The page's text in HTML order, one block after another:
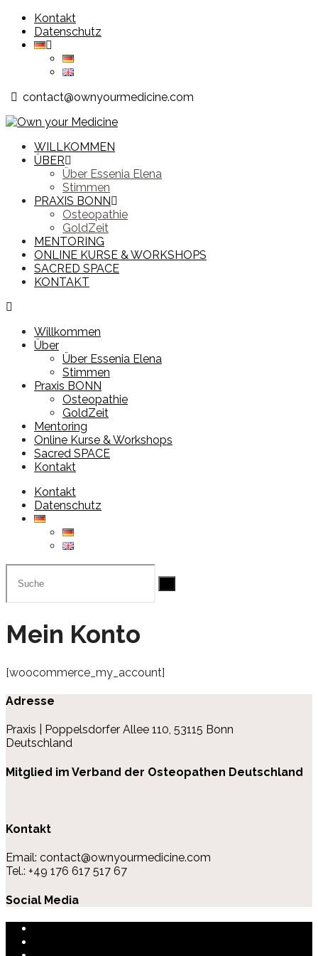
Zum
Inhalt
springen
Kontakt
Datenschutz
contact@ownyourmedicine.com
WILLKOMMEN
ÜBER
Über Essenia Elena
Stimmen
PRAXIS BONN
Osteopathie
GoldZeit
MENTORING
ONLINE KURSE & WORKSHOPS
SACRED SPACE
KONTAKT
Willkommen
Über
Über Essenia Elena
Stimmen
Praxis BONN
Osteopathie
GoldZeit
Mentoring
Online Kurse & Workshops
Sacred SPACE
Kontakt
Kontakt
Datenschutz
Mein Konto
[woocommerce_my_account]
Adresse
Praxis | Poppelsdorfer Allee 110, 53115 Bonn
Deutschland
Mitglied im Verband der Osteopathen Deutschland
Kontakt
Email: contact@ownyourmedicine.com
Tel.: +49 176 617 517 67
Social Media